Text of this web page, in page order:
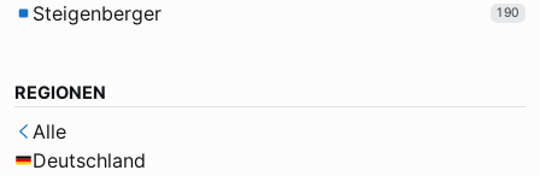
Steigenberger 190
REGIONEN
Alle
Deutschland